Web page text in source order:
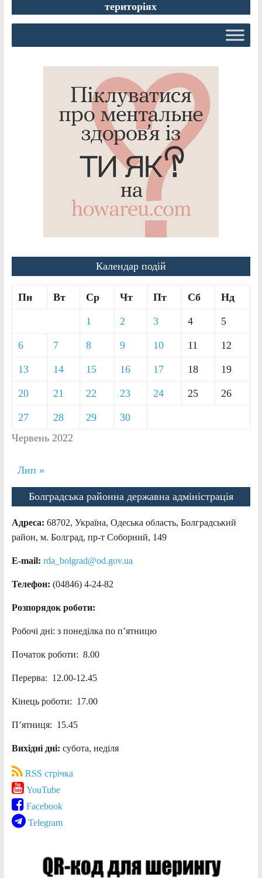
територіях
Календар подій
Червень 2022
Пн Вт Ср Чт Пт Сб Нд
1 2 3 4 5
6 7 8 9 10 11 12
13 14 15 16 17 18 19
20 21 22 23 24 25 26
27 28 29 30
Лип »
Болградська районна державна адміністрація
Адреса: 68702, Україна, Одеська область, Болградський
район, м. Болград, пр-т Соборний, 149
E-mail: rda_bolgrad@od.gov.ua
Телефон: (04846) 4-24-82
Розпорядок роботи:
Робочі дні: з понеділка по п’ятницю
Початок роботи: 8.00
Перерва: 12.00-12.45
Кінець роботи: 17.00
П’ятниця: 15.45
Вихідні дні: субота, неділя
RSS стрічка
YouTube
Facebook
Telegram